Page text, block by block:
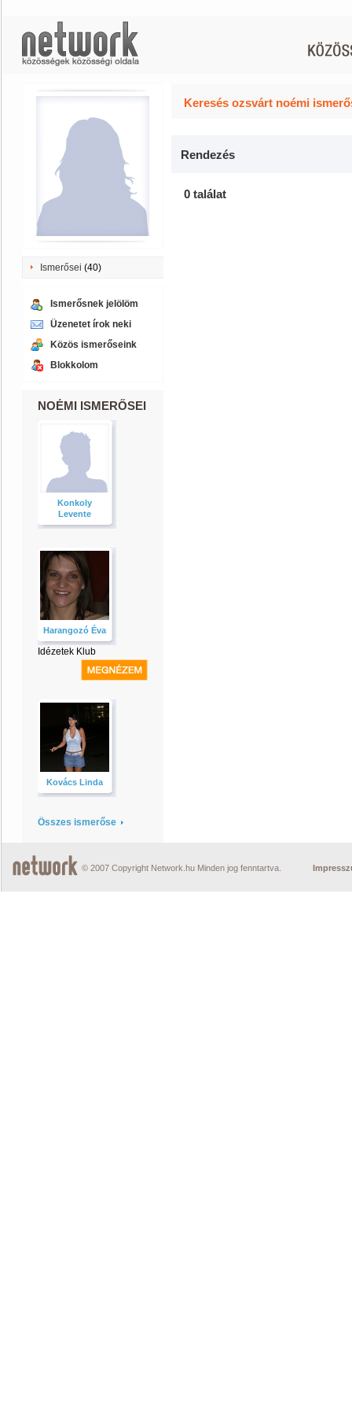
Ismerősei (40)
Ismerősnek jelölöm
Üzenetet írok neki
Közös ismerőseink
Blokkolom
NOÉMI ISMERŐSEI
Konkoly
Levente
Harangozó Éva
Idézetek Klub
Kovács Linda
Összes ismerőse
Keresés ozsvárt noémi
Rendezés
0 találat
© 2007 Copyright Network.hu Minden jog fenntartva.